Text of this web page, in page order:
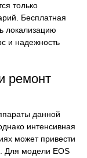
только
Бесплатная
локализацию
и надежность
ремонт
данной
интенсивная
может привести
Для модели EOS